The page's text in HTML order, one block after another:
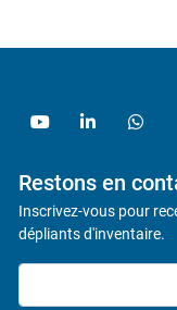
youtubelinkedin
Restons en
Inscrivez-vous pour
dépliants d'inventaire.